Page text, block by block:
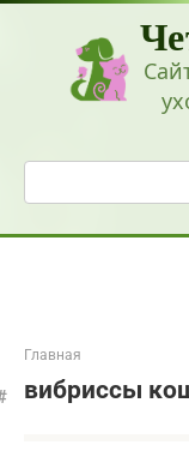
Перейти
Поиск:
Главная
вибриссы